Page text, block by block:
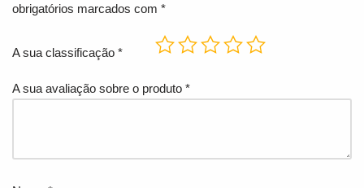
obrigatórios marcados com *
A sua classificação *
A sua avaliação sobre o produto *